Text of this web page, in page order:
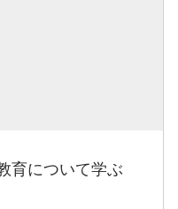
育について学ぶ